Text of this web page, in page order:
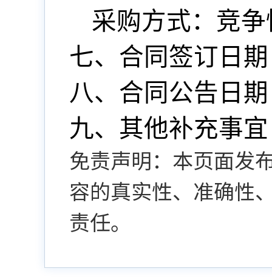
采购方式： 竞
七、合同签订日
八、合同公告日
九、 其他补充事
免责声明：本页面发
容的真实性、准确性
责任。